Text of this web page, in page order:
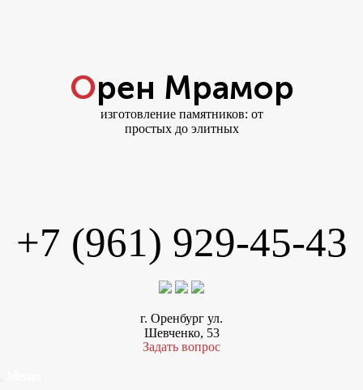
Орен Мрамор
изготовление памятников: от
простых до элитных
+7 (961) 929-45-43
г. Оренбург ул.
Шевченко, 53
Задать вопрос